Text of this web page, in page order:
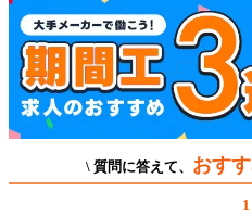
\ 質問に答えて、 おす